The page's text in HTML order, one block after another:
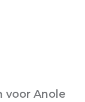
voor Anole